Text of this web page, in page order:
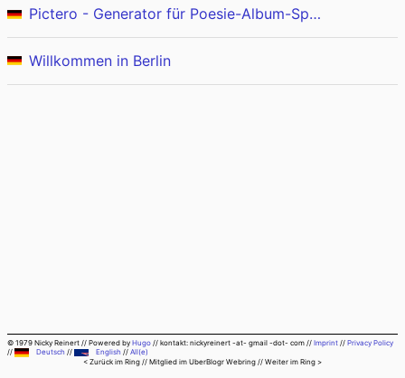
Pictero - Generator für Poesie-Album-Sprüche
Willkommen in Berlin
© 1979 Nicky Reinert // Powered by Hugo // kontakt: nickyreinert -at- gmail -dot- com // Imprint // Privacy Policy
//
Deutsch // English // All(e)
< Zurück im Ring // Mitglied im UberBlogr Webring // Weiter im Ring >